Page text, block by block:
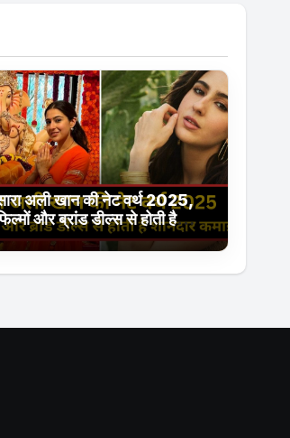
अली खान की नेट वर्थ 2025,
और ब्रांड डील्स से होती है
कमाई